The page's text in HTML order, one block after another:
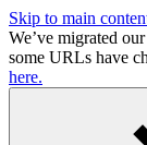
Skip to main
We’ve migrated
some URLs have
here.